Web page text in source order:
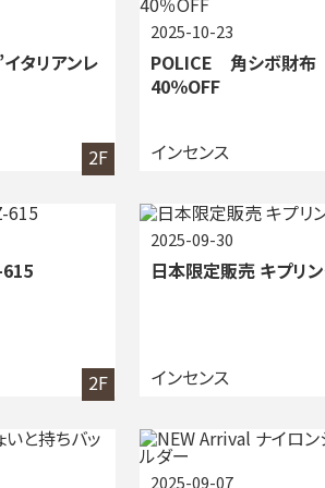
タリアンレ
2F
2025-10-23
POLICE 角シボ財布
40％OFF
インセンス
2F
2025-09-30
日本限定販売 キプリ
インセンス
2025-09-07